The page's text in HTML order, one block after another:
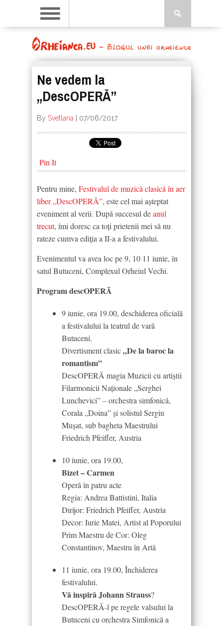
Ne vedem la
„DescOPERĂ”
By Svetlana 07/06/2017
Pin It
Pentru mine, Festivalul de muzică clasică în aer
liber „DescOPERĂ”, este cel mai aşteptat
eveniment al verii. După succesul deanul
trecut, îmi doresc ca toţi prietenii mei să nu
rateze cumva ediţia a II-a a festivalului.
Evenimentul va avea loc pe 9, 10 11 iunie, în
satul Butuceni, Complexul Orheiul Vechi.
Program descOPERĂ
9 iunie, ora 19.00, deschiderea oficială
a festivalului la teatrul de vară
Butuceni.
Divertisment clasic„De la baroc la
romantism”
DescOPERĂ magia Muzicii cu artiștii
Filarmonicii Naționale „Serghei
Lunchevici” – orchestra simfonică,
Corala „Doina” și solistul Sergiu
Mușat, sub bagheta Maestrului
Friedrich Pfeiffer, Austria
10 iunie, ora 19.00,
Bizet – Carmen
Operă în patru acte
Regia: Andrea Battistini, Italia
Dirijor: Friedrich Pfeiffer, Austria
Decor: Iurie Matei, Artist al Poporului
Prim Maestru de Cor: Oleg
Constantinov, Maestru în Artă
11 iunie, ora 19.00, Închiderea
festivalului.
Vă inspiră Johann Strauss?
DescOPERĂ-l pe regele valsului la
Butuceni cu orchestra Simfonică a